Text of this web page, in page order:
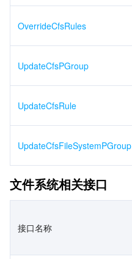
OverrideCfsRules
UpdateCfsPGroup
UpdateCfsRule
UpdateCfsFileSystemPGroup
文件系统相关接口
接口名称